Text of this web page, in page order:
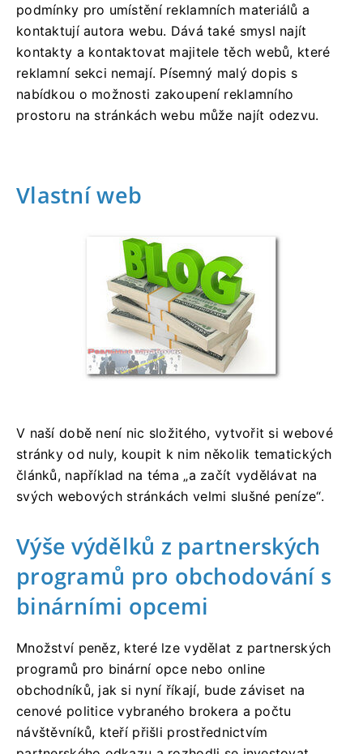
podmínky pro umístění reklamních materiálů a
kontaktují autora webu. Dává také smysl najít
kontakty a kontaktovat majitele těch webů, které
reklamní sekci nemají. Písemný malý dopis s
nabídkou o možnosti zakoupení reklamního
prostoru na stránkách webu může najít odezvu.
Vlastní web
V naší době není nic složitého, vytvořit si webové
stránky od nuly, koupit k nim několik tematických
článků, například na téma „a začít vydělávat na
svých webových stránkách velmi slušné peníze“.
Výše výdělků z partnerských
programů pro obchodování s
binárními opcemi
Množství peněz, které lze vydělat z partnerských
programů pro binární opce nebo online
obchodníků, jak si nyní říkají, bude záviset na
cenové politice vybraného brokera a počtu
návštěvníků, kteří přišli prostřednictvím